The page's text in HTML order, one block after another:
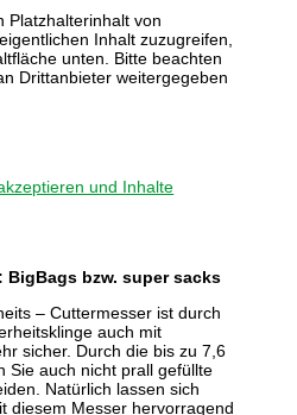
Platzhalterinhalt von
Inhalt zuzugreifen,
unten. Bitte beachten
Drittanbieter weitergegeben
und Inhalte
bzw. super sacks
– Cuttermesser ist durch
auch mit
sicher. Durch die bis zu 7,6
Sie auch nicht prall gefüllte
Natürlich lassen sich
diesem Messer hervorragend